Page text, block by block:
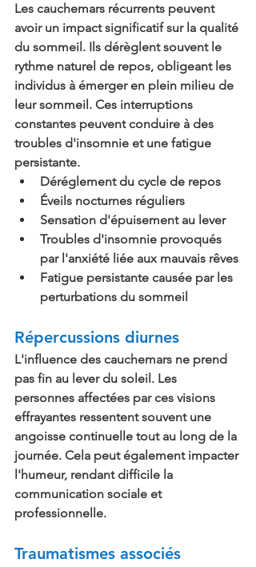
Les cauchemars récurrents peuvent
avoir un impact significatif sur la qualité
du sommeil. Ils dérèglent souvent le
rythme naturel de repos, obligeant les
individus à émerger en plein milieu de
leur sommeil. Ces interruptions
constantes peuvent conduire à des
troubles d'insomnie et une fatigue
persistante.
Déréglement du cycle de repos
Éveils nocturnes réguliers
Sensation d'épuisement au lever
Troubles d'insomnie provoqués
par l'anxiété liée aux mauvais rêves
Fatigue persistante causée par les
perturbations du sommeil
Répercussions diurnes
L'influence des cauchemars ne prend
pas fin au lever du soleil. Les
personnes affectées par ces visions
effrayantes ressentent souvent une
angoisse continuelle tout au long de la
journée. Cela peut également impacter
l'humeur, rendant difficile la
communication sociale et
professionnelle.
Traumatismes associés